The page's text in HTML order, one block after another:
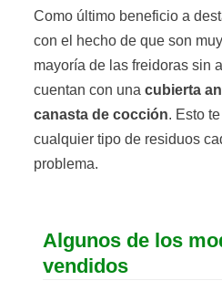
Como último beneficio a
con el hecho de que son
mayoría de las freidoras sin
cuentan con una cubierta
canasta de cocción. Esto
cualquier tipo de residuos
problema.
Algunos de los
vendidos